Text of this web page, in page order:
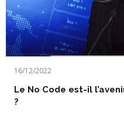
16/12/2022
Le No Code est-il
?